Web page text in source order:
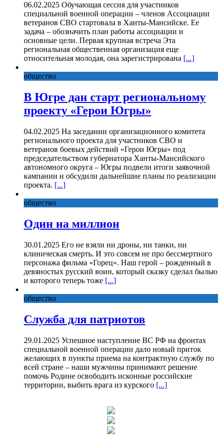
06.02.2025 Обучающая сессия для участников
специальной военной операции – членов Ассоциации
ветеранов СВО стартовала в Ханты-Мансийске. Ее
задача – обозначить план работы ассоциации и
основные цели. Первая крупная встреча Эта
региональная общественная организация еще
относительная молодая, она зарегистрирована [...]
общество
В Югре дан старт региональному
проекту «Герои Югры»
04.02.2025 На заседании организационного комитета
регионального проекта для участников СВО и
ветеранов боевых действий «Герои Югры» под
председательством губернатора Ханты-Мансийского
автономного округа – Югры подвели итоги заявочной
кампании и обсудили дальнейшие планы по реализации
проекта. [...]
общество
Один на миллион
30.01.2025 Его не взяли ни дроны, ни танки, ни
клиническая смерть. И это совсем не про бессмертного
персонажа фильма «Горец». Наш герой – рожденный в
девяностых русский воин, который сказку сделал былью
и которого теперь тоже [...]
общество
Служба для патриотов
29.01.2025 Успешное наступление ВС РФ на фронтах
специальной военной операции дало новый приток
желающих в пункты приема на контрактную службу по
всей стране – наши мужчины принимают решение
помочь Родине освободить исконные российские
территории, выбить врага из курского [...]